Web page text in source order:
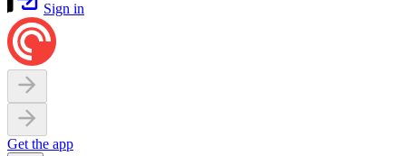
Sign in
Get the app